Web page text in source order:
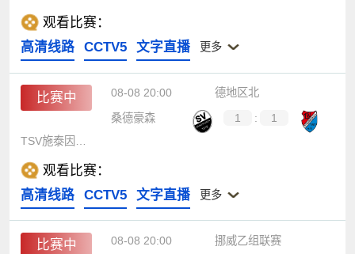
观看比赛：
高清线路
CCTV5 文字直播 更多
比赛中 08-08 20:00
德地区北
桑德豪森
1 :
1
观看比赛：
高清线路
CCTV5 文字直播 更多
比赛中 08-08 20:00
挪威乙组联赛